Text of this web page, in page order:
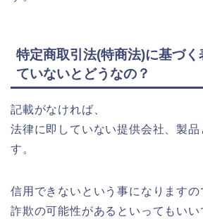
特定商取引法(特商法)に基づ
ていないとどうなの？
記載がなければ、
法律に即していない提供会社、製品
す。
信用できないという事になりますの
詐欺の可能性があるといってもいい